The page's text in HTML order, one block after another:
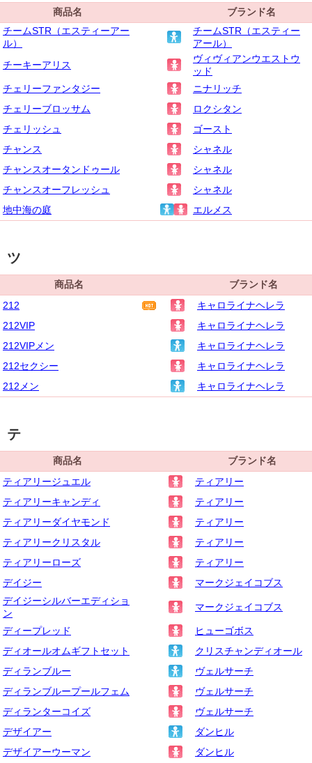
商品名 ブランド名
チームSTR（エスティーアー
ル）
チームSTR（エスティー
アール）
チーキーアリス
ヴィヴィアンウエストウ
ッド
チェリーファンタジー
ニナリッチ
チェリーブロッサム
ロクシタン
チェリッシュ
ゴースト
チャンス
シャネル
チャンスオータンドゥール
シャネル
チャンスオーフレッシュ
シャネル
地中海の庭
エルメス
ツ
商品名 ブランド名
212
キャロライナヘレラ
212VIP
キャロライナヘレラ
212VIPメン
キャロライナヘレラ
212セクシー
キャロライナヘレラ
212メン
キャロライナヘレラ
テ
商品名 ブランド名
ティアリージュエル
ティアリー
ティアリーキャンディ
ティアリー
ティアリーダイヤモンド
ティアリー
ティアリークリスタル
ティアリー
ティアリーローズ
ティアリー
デイジー
マークジェイコブス
デイジーシルバーエディショ
ン
マークジェイコブス
ディープレッド
ヒューゴボス
ディオールオムギフトセット
クリスチャンディオール
ディランブルー
ヴェルサーチ
ディランブループールフェム
ヴェルサーチ
ディランターコイズ
ヴェルサーチ
デザイアー
ダンヒル
デザイアーウーマン
ダンヒル